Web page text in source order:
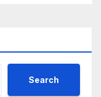
Search